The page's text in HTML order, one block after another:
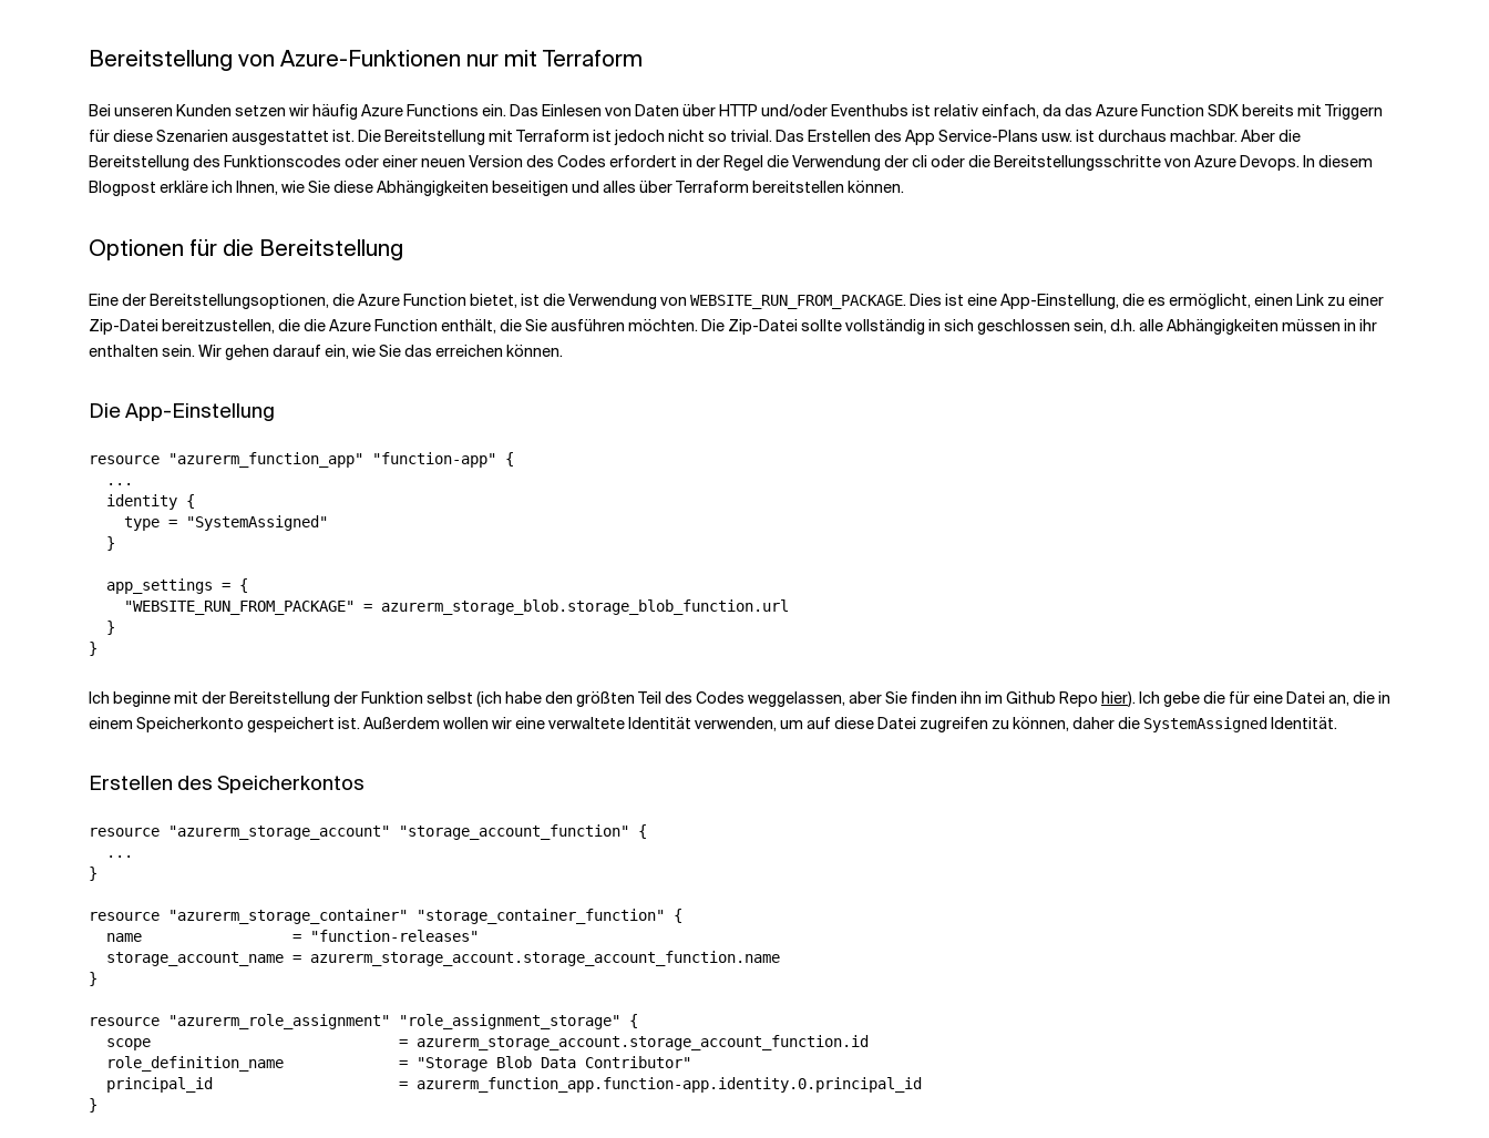
Verwandte Themen
Bereitstellung von Azure-Funktionen nur mit Terraform
Bei unseren Kunden setzen wir häufig Azure Functions ein. Das Einlesen von Daten über HTTP und/oder Eventhubs ist relativ einfach, da das Azure Function SDK bereits mit Triggern
für diese Szenarien ausgestattet ist. Die Bereitstellung mit Terraform ist jedoch nicht so trivial. Das Erstellen des App Service-Plans usw. ist durchaus machbar. Aber die
Bereitstellung des Funktionscodes oder einer neuen Version des Codes erfordert in der Regel die Verwendung dercli oder die Bereitstellungsschritte von Azure Devops. In diesem
Blogpost erkläre ich Ihnen, wie Sie diese Abhängigkeiten beseitigen und alles über Terraform bereitstellen können.
Optionen für die Bereitstellung
Eine der Bereitstellungsoptionen, die Azure Function bietet, ist die Verwendung von WEBSITE_RUN_FROM_PACKAGE. Dies ist eine App-Einstellung, die es ermöglicht, einen Link zu einer
Zip-Datei bereitzustellen, die die Azure Function enthält, die Sie ausführen möchten. Die Zip-Datei sollte vollständig in sich geschlossen sein, d.h. alle Abhängigkeiten müssen in ihr
enthalten sein. Wir gehen darauf ein, wie Sie das erreichen können.
Die App-Einstellung
resource "azurerm_function_app" "function-app" {
  ...
  identity {
    type = "SystemAssigned"
  }
  app_settings = {
    "WEBSITE_RUN_FROM_PACKAGE" = azurerm_storage_blob.storage_blob_function.url
  }
}
Ich beginne mit der Bereitstellung der Funktion selbst (ich habe den größten Teil des Codes weggelassen, aber Sie finden ihn im Github Repo hier). Ich gebe die für eine Datei an, die in
einem Speicherkonto gespeichert ist. Außerdem wollen wir eine verwaltete Identität verwenden, um auf diese Datei zugreifen zu können, daher die SystemAssigned Identität.
Erstellen des Speicherkontos
resource "azurerm_storage_account" "storage_account_function" {
  ...
}
resource "azurerm_storage_container" "storage_container_function" {
  name                 = "function-releases"
  storage_account_name = azurerm_storage_account.storage_account_function.name
}
resource "azurerm_role_assignment" "role_assignment_storage" {
  scope                            = azurerm_storage_account.storage_account_function.id
  role_definition_name             = "Storage Blob Data Contributor"
  principal_id                     = azurerm_function_app.function-app.identity.0.principal_id
}